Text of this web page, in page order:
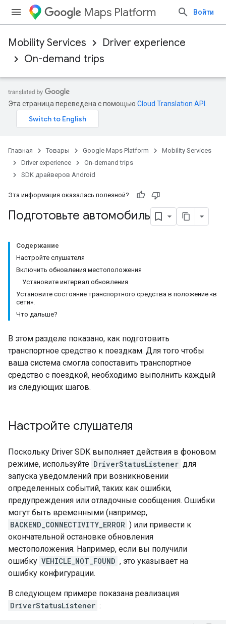
Maps Platform Войти
Mobility Services
Driver experience
On-demand trips
Эта страница переведена с помощью Cloud Translation API
Главная Товары Google Maps Platform
Mobility Services
Driver experience
On-demand trips
SDK драйверов Android
Эта информация оказалась полезной?
Подготовьте автомобиль
Содержание
Настройте слушателя
Включить обновления местоположения
Установите интервал обновления
Установите состояние транспортного средства в положение «в
сети».
Что дальше?
В этом разделе показано, как подготовить
транспортное средство к поездкам. Для того чтобы
ваша система смогла сопоставить транспортное
средство с поездкой, необходимо выполнить каждый
из следующих шагов.
Настройте слушателя
Поскольку Driver SDK выполняет действия в фоновом
режиме, используйте DriverStatusListener для
запуска уведомлений при возникновении
определенных событий, таких как ошибки,
предупреждения или отладочные сообщения. Ошибки
могут быть временными (например,
BACKEND_CONNECTIVITY_ERROR ) или привести к
окончательной остановке обновления
местоположения. Например, если вы получили
ошибку VEHICLE_NOT_FOUND , это указывает на
ошибку конфигурации.
В следующем примере показана реализация
DriverStatusListener :